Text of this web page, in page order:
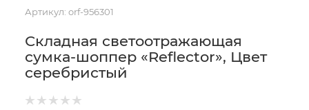
Артикул: orf-956301
Складная светоотражающая
сумка-шоппер «Reflector», Цвет
серебристый